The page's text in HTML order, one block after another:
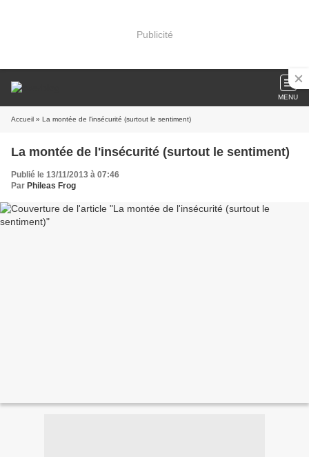
Publicité
MENU
Accueil » La montée de l'insécurité (surtout le sentiment)
La montée de l'insécurité (surtout le sentiment)
Publié le 13/11/2013 à 07:46
Par Phileas Frog